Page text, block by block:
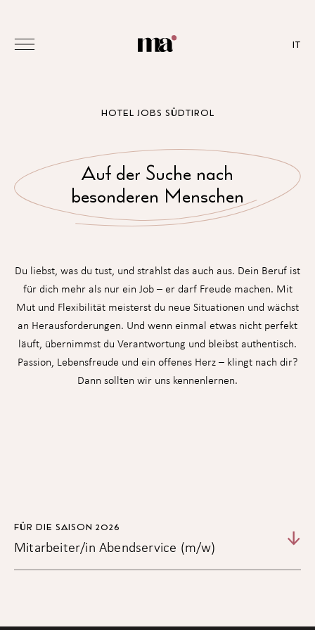
IT
HOTEL JOBS SÜDTIROL
Auf der Suche nach
besonderen Menschen
Du liebst, was du tust, und strahlst das auch aus. Dein Beruf ist
für dich mehr als nur ein Job – er darf Freude machen. Mit
Mut und Flexibilität meisterst du neue Situationen und wächst
an Herausforderungen. Und wenn einmal etwas nicht perfekt
läuft, übernimmst du Verantwortung und bleibst authentisch.
Passion, Lebensfreude und ein offenes Herz – klingt nach dir?
Dann sollten wir uns kennenlernen.
FÜR DIE SAISON 2026
Mitarbeiter/in Abendservice (m/w)